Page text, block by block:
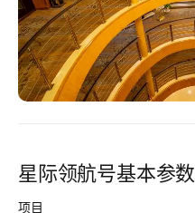
星际领航号基本参数
项目